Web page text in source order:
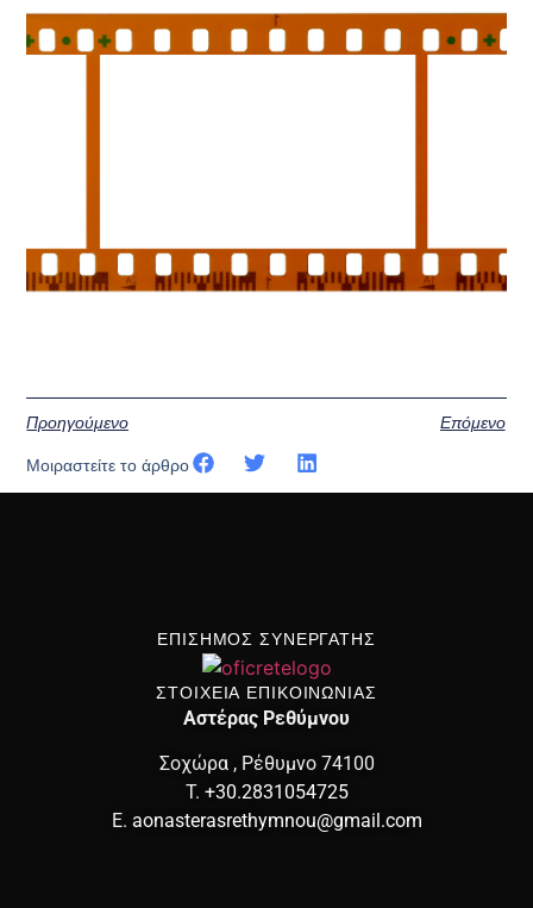
Προηγούμενο Επόμενο
Μοιραστείτε το άρθρο
ΕΠΙΣΗΜΟΣ ΣΥΝΕΡΓΑΤΗΣ
ΣΤΟΙΧΕΙΑ ΕΠΙΚΟΙΝΩΝΙΑΣ
Αστέρας Ρεθύμνου
Σοχώρα , Ρέθυμνο 74100
T. +30.2831054725
E. aonasterasrethymnou@gmail.com